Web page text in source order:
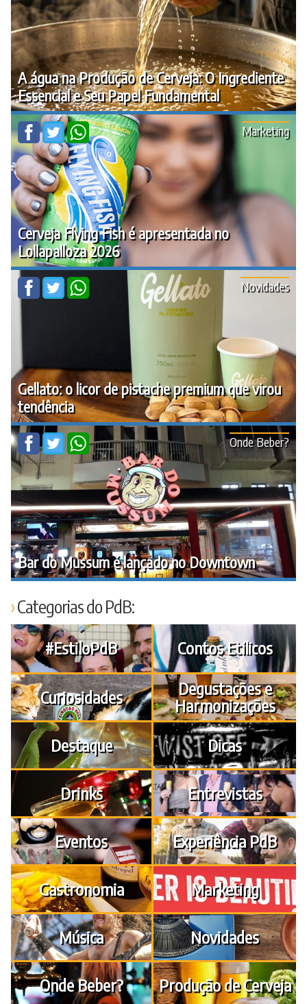
A água na Produção de Cerveja: O Ingrediente
Essencial e Seu Papel Fundamental
Cerveja Flying Fish é apresentada no
Lollapalloza 2026
Marketing
Gellato: o licor de pistache premium que virou
tendência
Novidades
Bar do Mussum é lançado no Downtown
Onde Beber?
Categorias do PdB:
#EstiloPdB Contos Etílicos
Curiosidades
Degustações e
Harmonizações
Destaque
Dicas
Drinks Entrevistas
Eventos Experiência PdB
Gastronomia Marketing
Música Novidades
Onde Beber? Produção de Cerveja